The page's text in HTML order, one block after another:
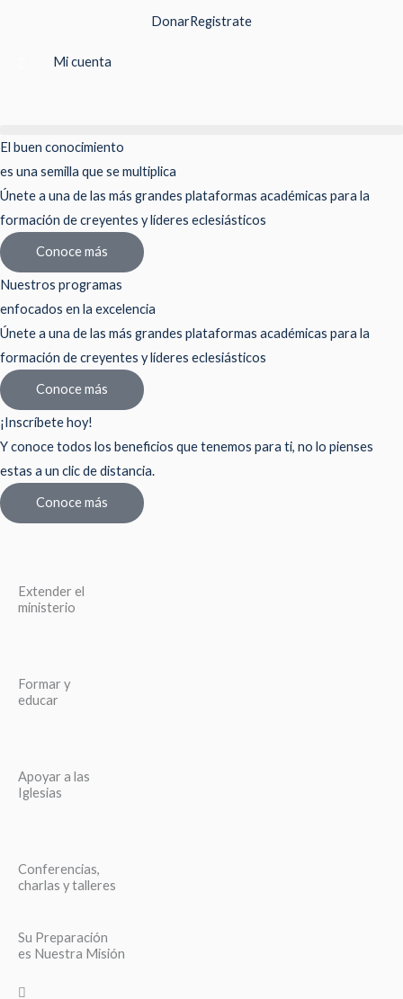
contenido
DonarRegistrate
Mi cuenta
El buen conocimiento
es una semilla que se multiplica
Únete a una de las más grandes plataformas académicas para la
formación de creyentes y líderes eclesiásticos
Conoce más
Nuestros programas
enfocados en la excelencia
Únete a una de las más grandes plataformas académicas para la
formación de creyentes y líderes eclesiásticos
Conoce más
¡Inscríbete hoy!
Y conoce todos los beneficios que tenemos para ti, no lo pienses
estas a un clic de distancia.
Conoce más
Extender el
ministerio
Formar y
educar
Apoyar a las
Iglesias
Conferencias,
charlas y talleres
Su Preparación
es Nuestra Misión